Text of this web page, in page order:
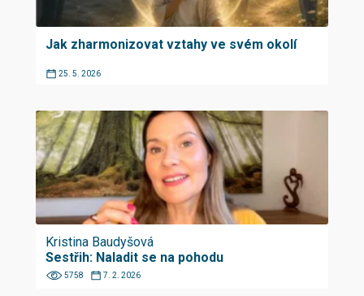
Jak zharmonizovat vztahy ve svém okolí
25. 5. 2026
Kristina Baudyšová
Sestřih: Naladit se na pohodu
5758 7. 2. 2026